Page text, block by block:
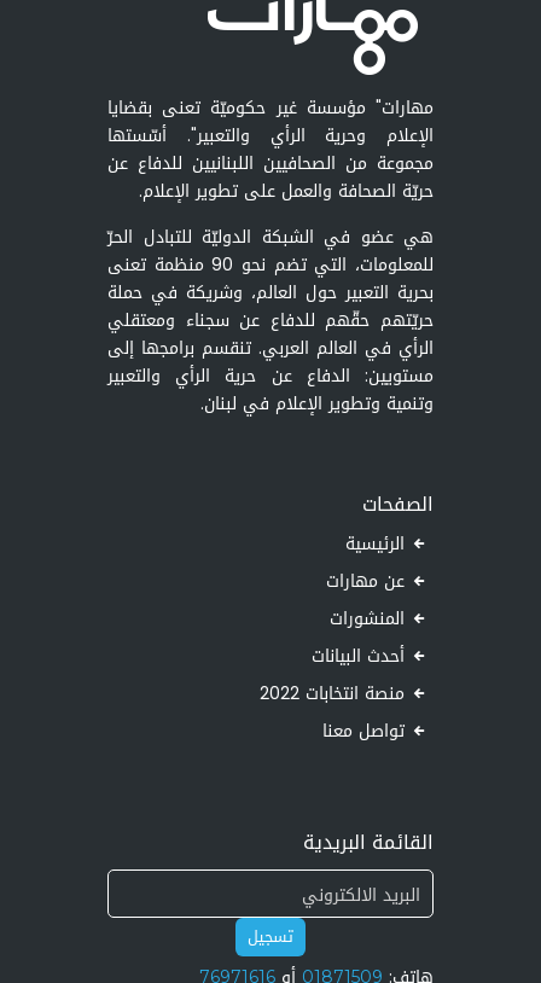
مهارات" مؤسسة غير حكوميّة تعنى بقضايا
الإعلام وحرية الرأي والتعبير". أسّستها
مجموعة من الصحافيين اللبنانيين للدفاع عن
حريّة الصحافة والعمل على تطوير الإعلام.
هي عضو في الشبكة الدوليّة للتبادل الحرّ
للمعلومات، التي تضم نحو 90 منظمة تعنى
بحرية التعبير حول العالم، وشريكة في حملة
حريّتهم حقّهم للدفاع عن سجناء ومعتقلي
الرأي في العالم العربي. تنقسم برامجها إلى
مستويين: الدفاع عن حرية الرأي والتعبير
وتنمية وتطوير الإعلام في لبنان.
الصفحات
الرئيسية
عن مهارات
المنشورات
أحدث البيانات
منصة انتخابات 2022
تواصل معنا
القائمة البريدية
تسجيل